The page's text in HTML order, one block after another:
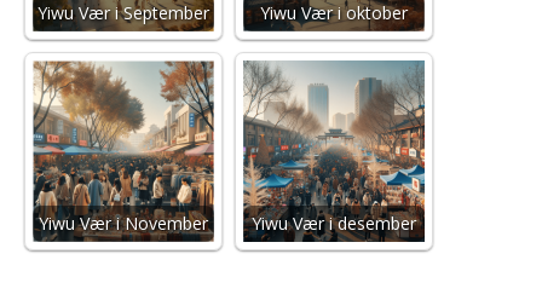
Yiwu Vær i September Yiwu Vær i oktober
Yiwu Vær i November Yiwu Vær i desember